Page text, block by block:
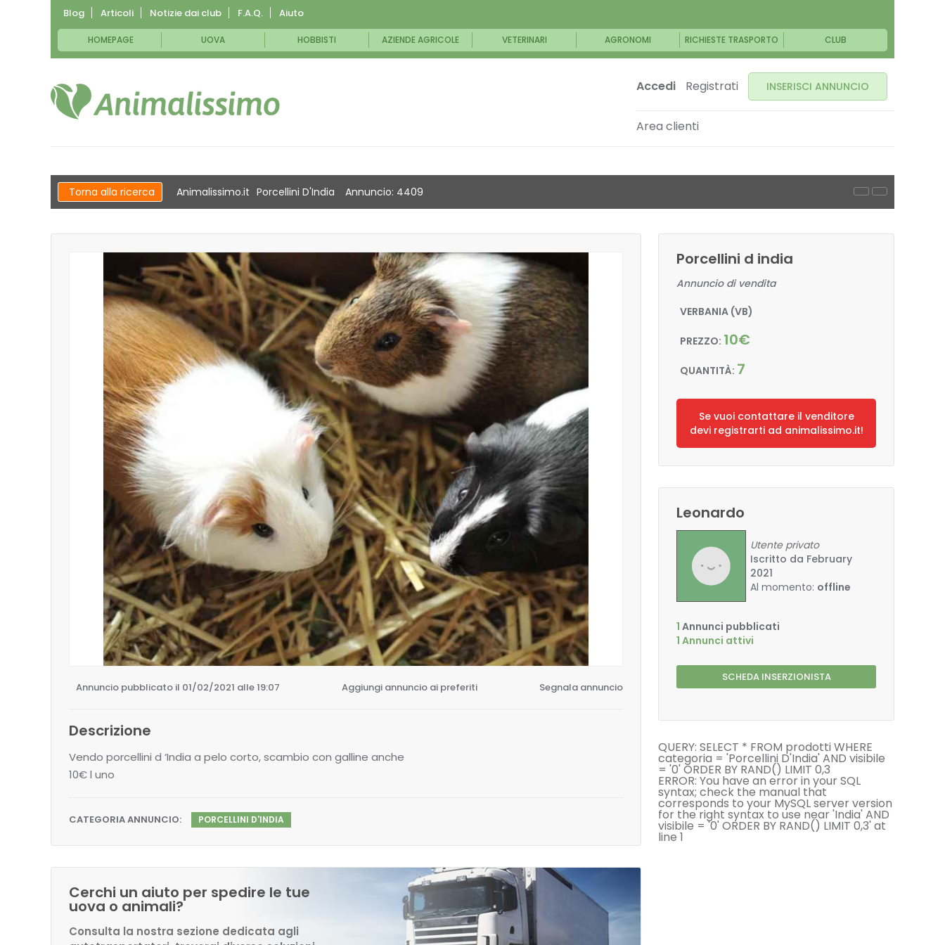
Blog Articoli Notizie dai club F.A.Q. Aiuto
HOMEPAGE UOVA HOBBISTI AZIENDE AGRICOLE VETERINARI AGRONOMI RICHIESTE TRASPORTO CLUB
Accedi Registrati INSERISCI ANNUNCIO
Area clienti
Torna alla ricerca Animalissimo.it Porcellini D'India Annuncio: 4409
Annuncio pubblicato il 01/02/2021 alle 19:07 Aggiungi annuncio ai preferiti Segnala annuncio
Descrizione
Vendo porcellini d ‘India a pelo corto, scambio con galline anche
10€ l uno
CATEGORIA ANNUNCIO: PORCELLINI D'INDIA
Cerchi un aiuto per spedire le tue
uova o animali?
Consulta la nostra sezione dedicata agli
Porcellini d india
Annuncio di vendita
VERBANIA (VB)
PREZZO: 10€
QUANTITÀ: 7
Se vuoi contattare il venditore
devi registrarti ad animalissimo.it!
Leonardo
Utente privato
Iscritto da February
2021
Al momento: offline
1 Annunci pubblicati
1 Annunci attivi
SCHEDA INSERZIONISTA
QUERY: SELECT * FROM prodotti WHERE
categoria = 'Porcellini D'India' AND visibile
= '0' ORDER BY RAND() LIMIT 0,3
ERROR: You have an error in your SQL
syntax; check the manual that
corresponds to your MySQL server version
for the right syntax to use near 'India' AND
visibile = '0' ORDER BY RAND() LIMIT 0,3' at
line 1